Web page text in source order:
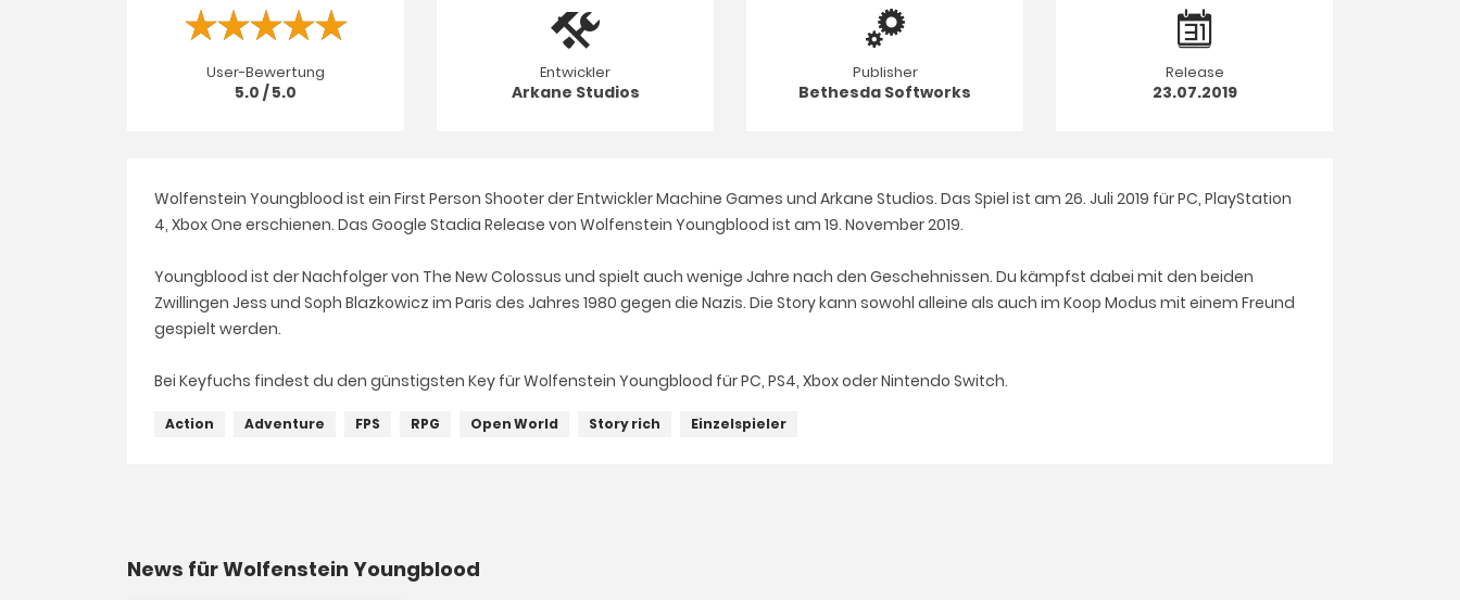
User-Bewertung
5.0 / 5.0
Entwickler
Arkane Studios
Publisher
Bethesda Softworks
Release
23.07.2019
Wolfenstein Youngblood ist ein First Person Shooter der EntwicklerMachine Games und Arkane Studios. Das Spiel ist am 26. Juli 2019 für PC, PlayStation
4, XboxOne erschienen. Das Google Stadia Release von Wolfenstein Youngblood ist am 19. November 2019.
Youngblood ist der Nachfolger von The NewColossus und spielt auch wenige Jahre nach den Geschehnissen. Du kämpfst dabei mit den beiden
Zwillingen Jess und Soph Blazkowicz im Paris des Jahres 1980 gegen die Nazis. Die Story kann sowohl alleine als auch im Koop Modus mit einem Freund
gespielt werden.
Bei Keyfuchs findest du den günstigsten Key für Wolfenstein Youngblood für PC, PS4, Xbox oder Nintendo Switch.
Action Adventure FPS RPG Open World Story rich Einzelspieler
News für Wolfenstein Youngblood